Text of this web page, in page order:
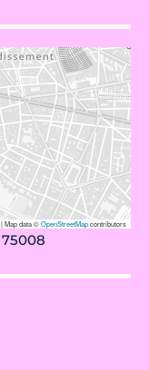
|Map data ©OpenStreetMapcontributors